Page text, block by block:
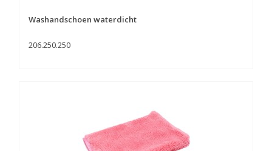
Washandschoen waterdicht
206.250.250